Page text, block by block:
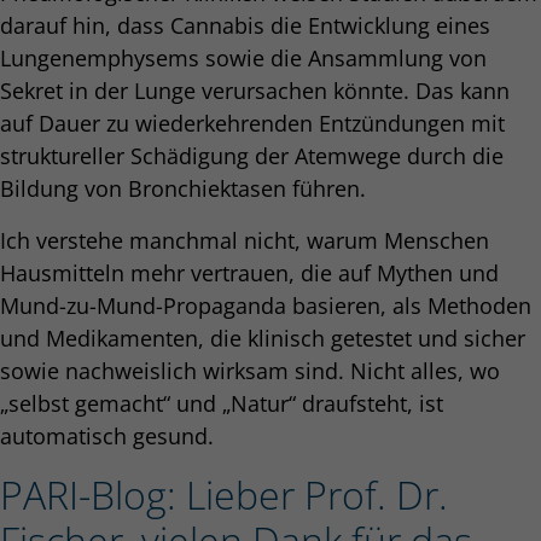
darauf hin, dass Cannabis die Entwicklung eines
Lungenemphysems sowie die Ansammlung von
Sekret in der Lunge verursachen könnte. Das kann
auf Dauer zu wiederkehrenden Entzündungen mit
struktureller Schädigung der Atemwege durch die
Bildung von Bronchiektasen führen.
Ich verstehe manchmal nicht, warum Menschen
Hausmitteln mehr vertrauen, die auf Mythen und
Mund-zu-Mund-Propaganda basieren, als Methoden
und Medikamenten, die klinisch getestet und sicher
sowie nachweislich wirksam sind. Nicht alles, wo
„selbst gemacht“ und „Natur“ draufsteht, ist
automatisch gesund.
PARI-Blog: Lieber Prof. Dr.